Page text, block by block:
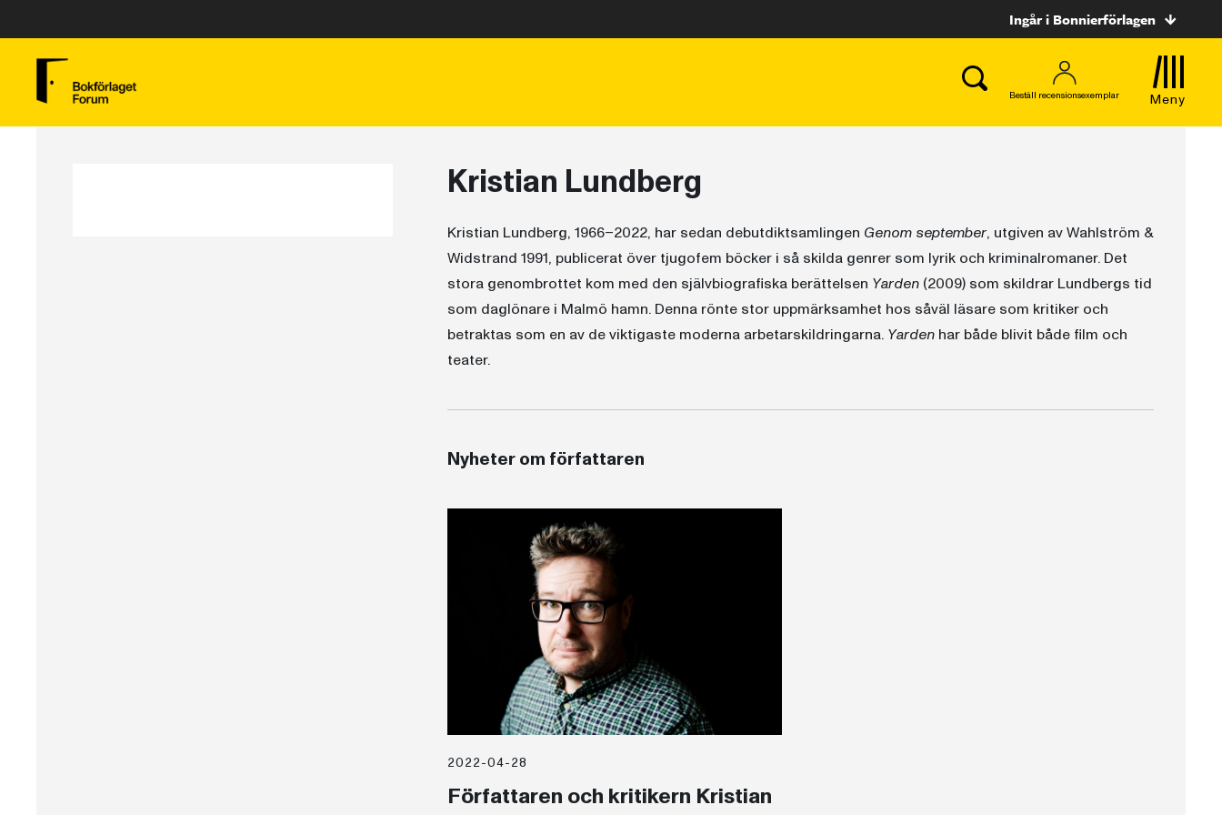
Ingår i Bonnierförlagen
Beställ recensionsexemplar Meny
Kristian Lundberg
Kristian Lundberg, 1966–2022, har sedan debutdiktsamlingen Genom september, utgiven av Wahlström &
Widstrand 1991, publicerat över tjugofem böcker i så skilda genrer som lyrik och kriminalromaner. Det
stora genombrottet kom med den självbiografiska berättelsen Yarden(2009) som skildrar Lundbergs tid
som daglönare i Malmö hamn. Denna rönte stor uppmärksamhet hos såväl läsare som kritiker och
betraktas som en av de viktigaste moderna arbetarskildringarna. Yarden har både blivit både film och
teater.
Nyheter om författaren
2022-04-28
Författaren och kritikern Kristian